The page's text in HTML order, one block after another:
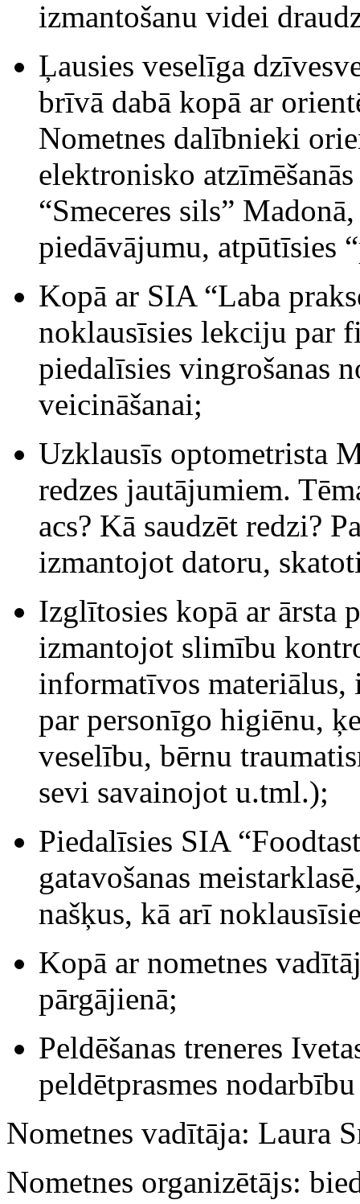
izmantošanu videi
Ļausies veselīga
brīvā dabā kopā ar
Nometnes dalībnieki
elektronisko
“Smeceres sils”
piedāvājumu, atpūtīsies
Kopā ar SIA “Laba
noklausīsies lekciju par
piedalīsies vingrošanas
veicināšanai;
Uzklausīs optometrista
redzes jautājumiem.
acs? Kā saudzēt redzi?
izmantojot datoru,
Izglītosies kopā ar ārsta
izmantojot slimību
informatīvos materiālus,
par personīgo higiēnu,
veselību, bērnu
sevi savainojot u.tml.);
Piedalīsies SIA
gatavošanas
našķus, kā arī
Kopā ar nometnes
pārgājienā;
Peldēšanas treneres
peldētprasmes
Nometnes vadītāja: Laura
Nometnes organizētājs: